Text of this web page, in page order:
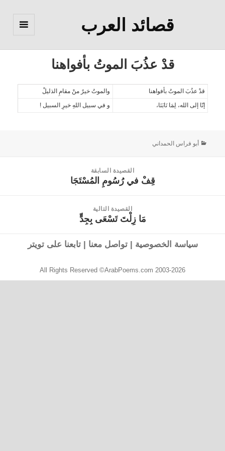
قصائد العرب
قدْ عذُبَ الموتُ بأفواهنا
قدْ عذُبَ الموتُ بأفواهنا
والموتُ خيرٌ منْ مقامِ الذليلْ
إنّا إلى الله، لِمَا نَابَنَا،
و في سبيل اللهِ خيرِ السبيل ‍!
أبو فراس الحمداني
القصيدة السابقة
قِفْ في رُسُومِ المُسْتَجَا
القصيدة التالية
مَا زِلْتَ تَسْعَى بِجِدٍّ
سياسة الخصوصية |تواصل معنا |تابعنا على تويتر
All Rights Reserved ©ArabPoems.com 2003-2026